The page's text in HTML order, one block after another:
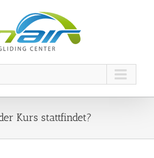
Kurs stattfindet?